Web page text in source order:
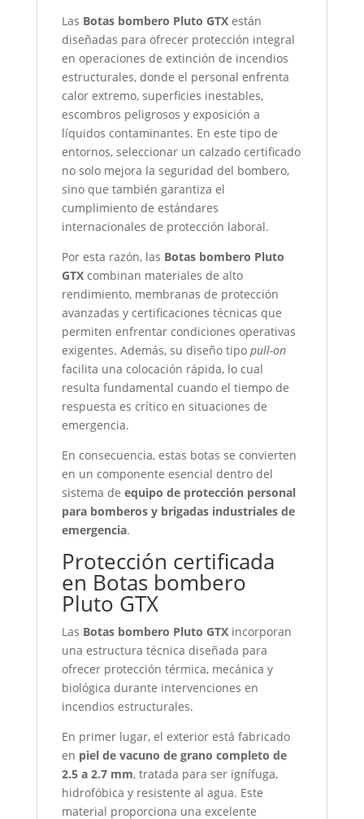
Las Botas bombero Pluto GTXestán
diseñadas para ofrecer protección integral
en operaciones de extinción de incendios
estructurales, donde el personal enfrenta
calor extremo, superficies inestables,
escombros peligrosos y exposición a
líquidos contaminantes. En este tipo de
entornos, seleccionar un calzado certificado
no solo mejora la seguridad del bombero,
sino que también garantiza el
cumplimiento de estándares
internacionales de protección laboral.
Por esta razón, las Botas bombero Pluto
GTXcombinan materiales de alto
rendimiento, membranas de protección
avanzadas y certificaciones técnicas que
permiten enfrentar condiciones operativas
exigentes. Además, su diseño tipo pull-on
facilita una colocación rápida, lo cual
resulta fundamental cuando el tiempo de
respuesta es crítico en situaciones de
emergencia.
En consecuencia, estas botas se convierten
en un componente esencial dentro del
sistema de equipo de protección personal
para bomberos y brigadas industriales de
emergencia.
Protección certificada
en Botas bombero
Pluto GTX
Las Botas bombero Pluto GTXincorporan
una estructura técnica diseñada para
ofrecer protección térmica, mecánica y
biológica durante intervenciones en
incendios estructurales.
En primer lugar, el exterior está fabricado
en piel de vacuno de grano completo de
2.5 a 2.7 mm, tratada para ser ignífuga,
hidrofóbica y resistente al agua. Este
material proporciona una excelente